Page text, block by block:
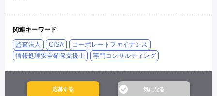
関連キーワード
監査法人 CISA
コーポレートファイナンス
情報処理安全確保支援士
専門コンサルティング